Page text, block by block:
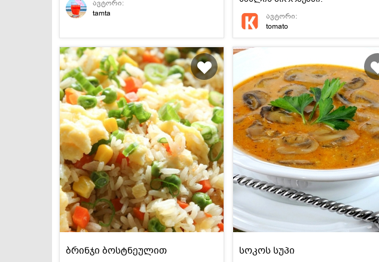
ავტორი:
tamta
ავტორი:
tomato
ბრინჯი ბოსტნეულით სოკოს სუპი